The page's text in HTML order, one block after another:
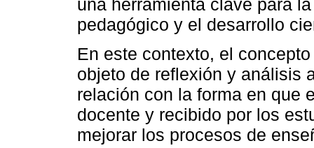
una herramienta clave para
pedagógico y el desarrollo
En este contexto, el
objeto de reflexión y análisis
relación con la forma en que
docente y recibido por los
mejorar los procesos de